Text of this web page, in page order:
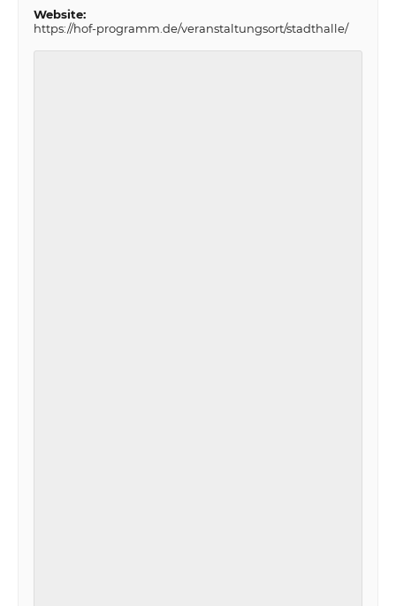
Website:
https://hof-programm.de/veranstaltungsort/stadthalle/